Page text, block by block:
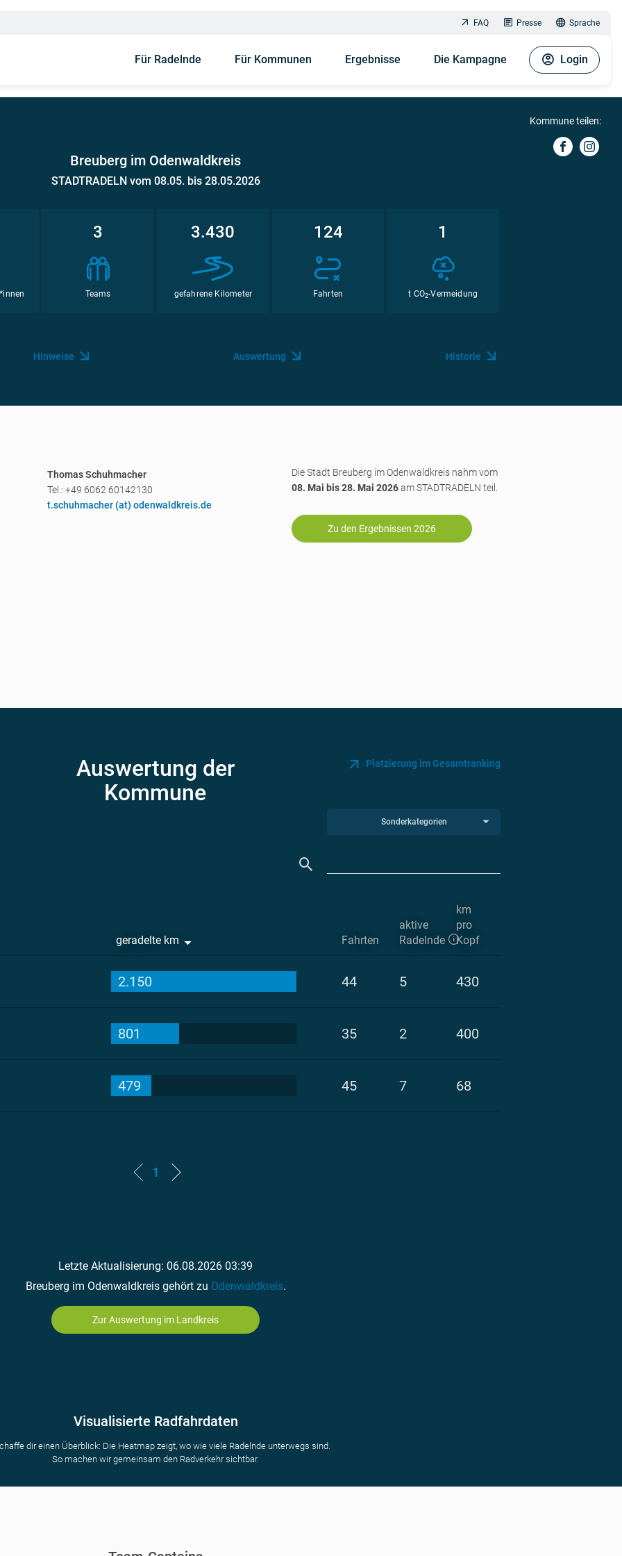
FAQ Presse Sprache
Für Radelnde Für Kommunen Ergebnisse Die Kampagne Login
Breuberg im Odenwaldkreis
STADTRADELN vom 08.05. bis 28.05.2026
3
Teams
3.430
gefahrene Kilometer
124
Fahrten
1
t CO2-Vermeidung
Hinweise Auswertung Historie
Kommune teilen:
Thomas Schuhmacher
Tel.: +49 6062 60142130
t.schuhmacher (at) odenwaldkreis.de
Die Stadt Breuberg im Odenwaldkreis nahm vom
08. Mai bis 28. Mai 2026am STADTRADELN teil.
Zu den Ergebnissen 2026
Auswertung der
Kommune
Platzierung im Gesamtranking
Sonderkategorien
geradelte km Fahrten
aktive
Radelnde
km
pro
Kopf
2.150 44 5 430
801 35 2 400
479 45 7 68
1
Letzte Aktualisierung: 06.08.2026 03:39
Breuberg im Odenwaldkreis gehört zu Odenwaldkreis.
Zur Auswertung im Landkreis
Visualisierte Radfahrdaten
dir einen Überblick: Die Heatmap zeigt, wo wie viele Radelnde unterwegs sind.
So machen wir gemeinsam den Radverkehr sichtbar.